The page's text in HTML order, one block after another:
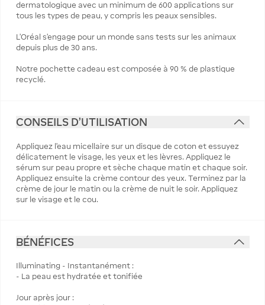
dermatologique avec un minimum de 600 applications sur
tous les types de peau, y compris les peaux sensibles.
L’Oréal s’engage pour un monde sans tests sur les animaux
depuis plus de 30 ans.
Notre pochette cadeau est composée à 90 % de plastique
recyclé.
CONSEILS D'UTILISATION
Appliquez l’eau micellaire sur un disque de coton et essuyez
délicatement le visage, les yeux et les lèvres. Appliquez le
sérum sur peau propre et sèche chaque matin et chaque soir.
Appliquez ensuite la crème contour des yeux. Terminez par la
crème de jour le matin ou la crème de nuit le soir. Appliquez
sur le visage et le cou.
BÉNÉFICES
Illuminating - Instantanément :
- La peau est hydratée et tonifiée
Jour après jour :